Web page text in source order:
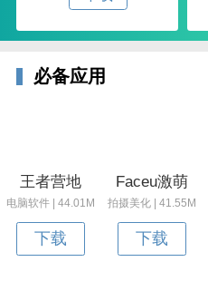
必备应用
王者营地
电脑软件 | 44.01M
下载
Faceu激萌
拍摄美化 | 41.55M
下载